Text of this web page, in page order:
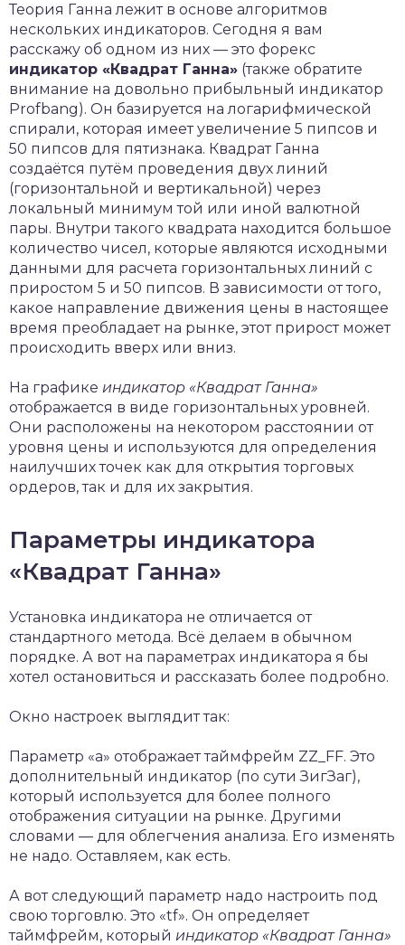
Теория Ганна лежит в основе алгоритмов
нескольких индикаторов. Сегодня я вам
расскажу об одном из них — это форекс
индикатор «Квадрат Ганна» (также обратите
внимание на довольно прибыльный индикатор
Profbang). Он базируется на логарифмической
спирали, которая имеет увеличение 5 пипсов и
50 пипсов для пятизнака. Квадрат Ганна
создаётся путём проведения двух линий
(горизонтальной и вертикальной) через
локальный минимум той или иной валютной
пары. Внутри такого квадрата находится большое
количество чисел, которые являются исходными
данными для расчета горизонтальных линий с
приростом 5 и 50 пипсов. В зависимости от того,
какое направление движения цены в настоящее
время преобладает на рынке, этот прирост может
происходить вверх или вниз.
На графике индикатор «Квадрат Ганна»
отображается в виде горизонтальных уровней.
Они расположены на некотором расстоянии от
уровня цены и используются для определения
наилучших точек как для открытия торговых
ордеров, так и для их закрытия.
Параметры индикатора
«Квадрат Ганна»
Установка индикатора не отличается от
стандартного метода. Всё делаем в обычном
порядке. А вот на параметрах индикатора я бы
хотел остановиться и рассказать более подробно.
Окно настроек выглядит так:
Параметр «а» отображает таймфрейм ZZ_FF. Это
дополнительный индикатор (по сути ЗигЗаг),
который используется для более полного
отображения ситуации на рынке. Другими
словами — для облегчения анализа. Его изменять
не надо. Оставляем, как есть.
А вот следующий параметр надо настроить под
свою торговлю. Это «tf». Он определяет
таймфрейм, который индикатор «Квадрат Ганна»